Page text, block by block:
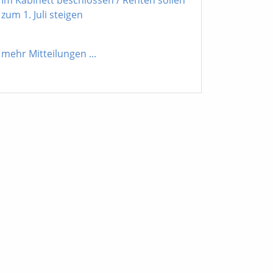
zum 1. Juli steigen
mehr Mitteilungen ...